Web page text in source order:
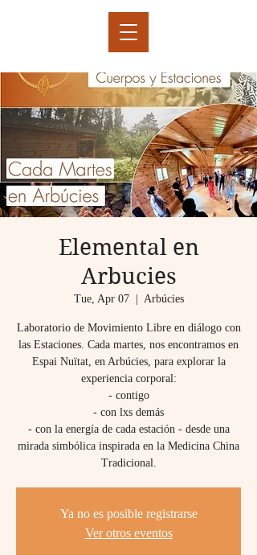
Elemental en
Arbucies
Tue, Apr 07
  |
Arbúcies
Laboratorio de Movimiento Libre en diálogo con
las Estaciones. Cada martes, nos encontramos en
Espai Nuïtat, en Arbúcies, para explorar la
experiencia corporal:
- contigo
- con lxs demás
- con la energía de cada estación - desde una
mirada simbólica inspirada en la Medicina China
Tradicional.
Ya no es posible registrarse
Ver otros eventos